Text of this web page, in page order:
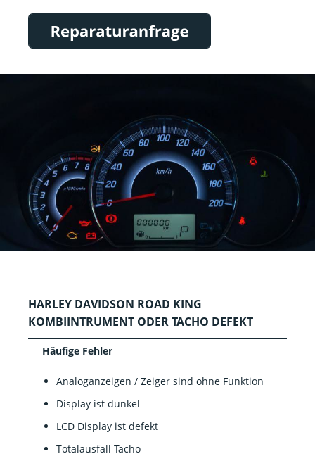
HARLEY DAVIDSON ROAD KING
KOMBIINTRUMENT ODER TACHO DEFEKT
Häufige Fehler
Analoganzeigen / Zeiger sind ohne Funktion
Display ist dunkel
LCD Display ist defekt
Totalausfall Tacho